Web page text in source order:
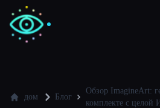
дом Блог
Обзор ImagineArt:
комплекте с целой